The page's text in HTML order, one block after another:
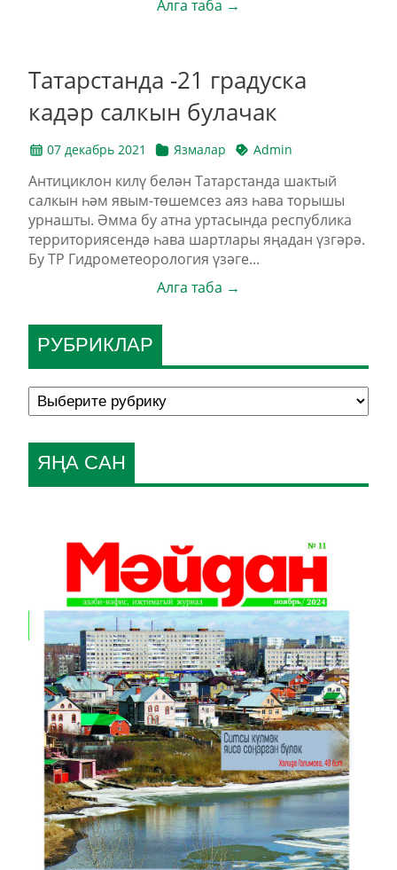
Алга таба →
Татарстанда -21 градуска
кадәр салкын булачак
07 декабрь 2021 Язмалар Admin
Антициклон килү белән Татарстанда шактый
салкын һәм явым-төшемсез аяз һава торышы
урнашты. Әмма бу атна уртасында республика
территориясендә һава шартлары яңадан үзгәрә.
Бу ТР Гидрометеорология үзәге...
Алга таба →
РУБРИКЛАР
ЯҢА САН